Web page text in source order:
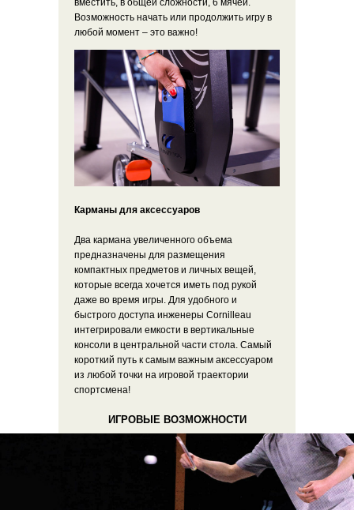
вместить, в общей сложности, 6 мячей.
Возможность начать или продолжить игру в
любой момент – это важно!
Карманы для аксессуаров
Два кармана увеличенного объема
предназначены для размещения
компактных предметов и личных вещей,
которые всегда хочется иметь под рукой
даже во время игры. Для удобного и
быстрого доступа инженеры Cornilleau
интегрировали емкости в вертикальные
консоли в центральной части стола. Самый
короткий путь к самым важным аксессуаром
из любой точки на игровой траектории
спортсмена!
ИГРОВЫЕ ВОЗМОЖНОСТИ